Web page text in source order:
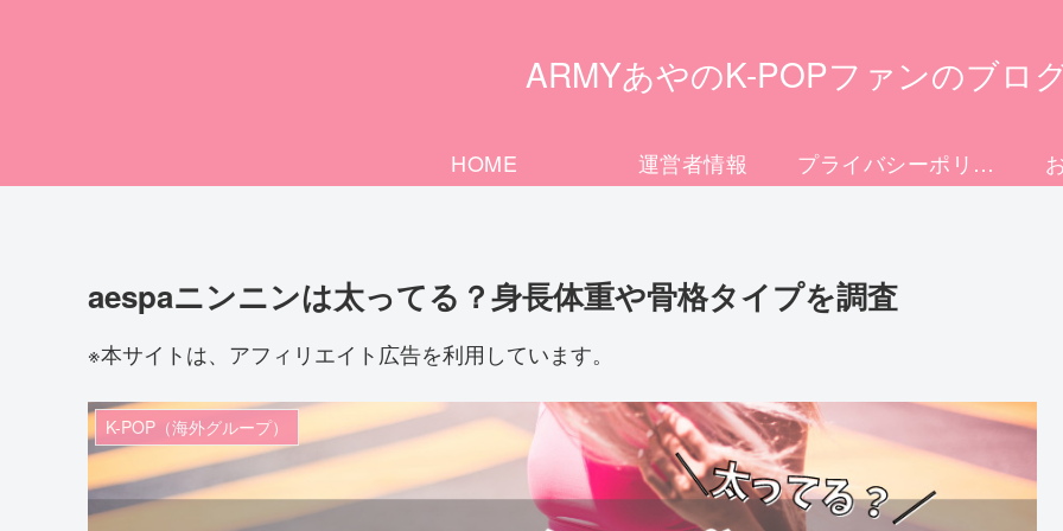
ARMYあやのK-POPファンのブロ
HOME 運営者情報 プライバシーポリシー
aespaニンニンは太ってる？身長体重や骨格タイプを調査
※本サイトは、アフィリエイト広告を利用しています。
K-POP（海外グループ）